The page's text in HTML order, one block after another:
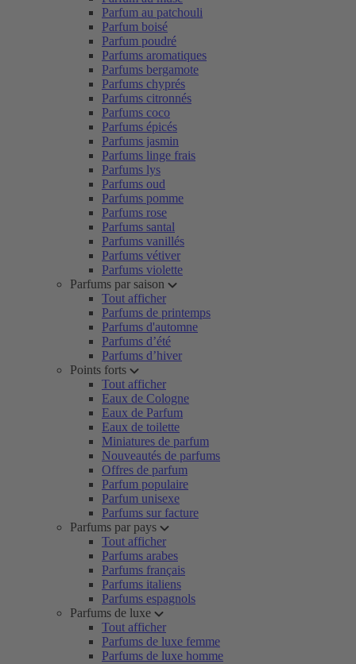
Parfum au patchouli
Parfum boisé
Parfum poudré
Parfums aromatiques
Parfums bergamote
Parfums chyprés
Parfums citronnés
Parfums coco
Parfums épicés
Parfums jasmin
Parfums linge frais
Parfums lys
Parfums oud
Parfums pomme
Parfums rose
Parfums santal
Parfums vanillés
Parfums vétiver
Parfums violette
Parfums par saison
Tout afficher
Parfums de printemps
Parfums d'automne
Parfums d’été
Parfums d’hiver
Points forts
Tout afficher
Eaux de Cologne
Eaux de Parfum
Eaux de toilette
Miniatures de parfum
Nouveautés de parfums
Offres de parfum
Parfum populaire
Parfum unisexe
Parfums sur facture
Parfums par pays
Tout afficher
Parfums arabes
Parfums français
Parfums italiens
Parfums espagnols
Parfums de luxe
Tout afficher
Parfums de luxe femme
Parfums de luxe homme